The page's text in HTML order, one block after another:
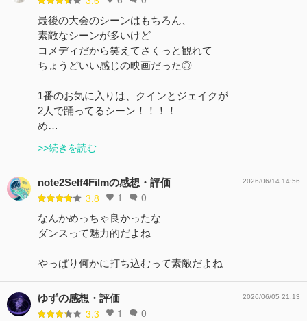
最後の大会のシーンはもちろん、
素敵なシーンが多いけど
コメディだから笑えてさくっと観れて
ちょうどいい感じの映画だった◎
1番のお気に入りは、クインとジェイクが
2人で踊ってるシーン！！！！
め…
>>続きを読む
note2Self4Filmの感想・評価
3.8 1 0
2026/06/14 14:56
なんかめっちゃ良かったな
ダンスって魅力的だよね
やっぱり何かに打ち込むって素敵だよね
ゆずの感想・評価
3.3 1 0
2026/06/05 21:13